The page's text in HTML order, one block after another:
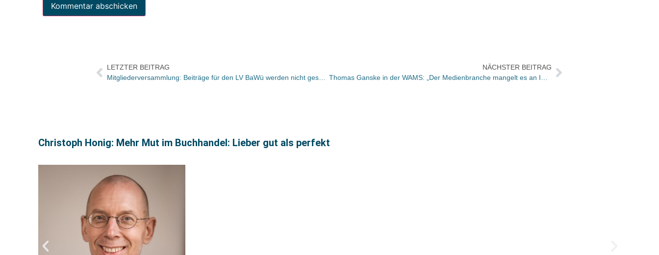
LETZTER BEITRAG
Mitgliederversammlung: Beiträge für den LV BaWü werden nicht gesenkt
NÄCHSTER BEITRAG
Thomas Ganske in der WAMS: „Der Medienbranche mangelt es an Ideen“
Christoph Honig: Mehr Mut im Buchhandel: Lieber gut als perfekt